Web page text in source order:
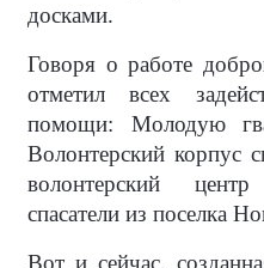
досками.
Говоря о работе
отметил всех
помощи: Молодую
Волонтерский корпус
волонтерский
спасатели из поселка
Вот и сейчас,